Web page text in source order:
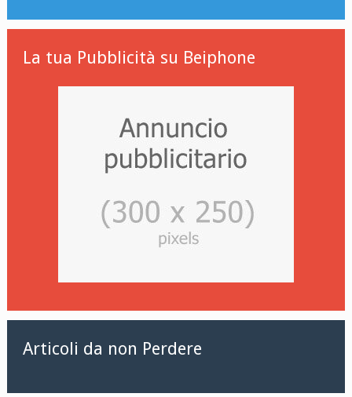
La tua Pubblicità su Beiphone
Articoli da non Perdere